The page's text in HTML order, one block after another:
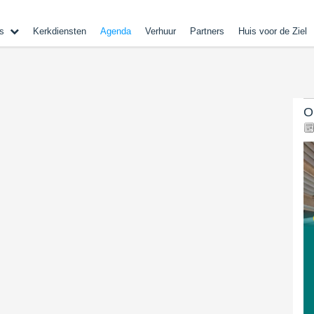
Kerkdiensten Agenda Verhuur Partners Huis voor de Ziel